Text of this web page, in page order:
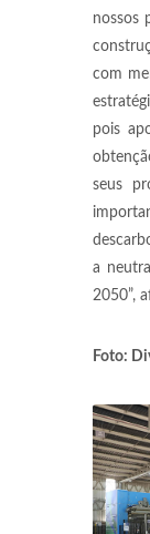
nossos
com
pois
seus
a
2050”,
Foto: